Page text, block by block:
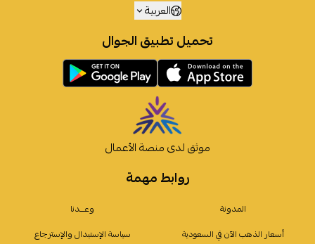
روابط مهمة
المدونة
وعـــدنا
أسعار الذهب الآن في السعودية
سياسة الإستبدال والإسترجاع
العربية
تحميل تطبيق الجوال
موثق لدى منصة الأعمال